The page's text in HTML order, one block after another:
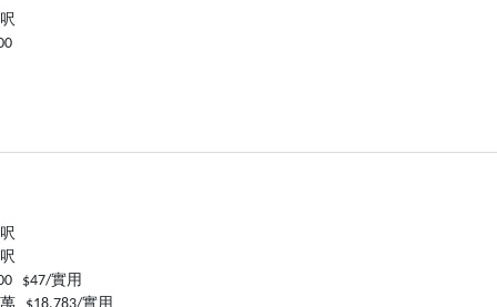
$47/實用